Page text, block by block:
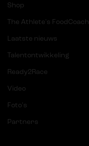
Shop
The Athlete's FoodCoach
Laatste nieuws
Talentontwikkeling
Ready2Race
Video
Foto's
Partners